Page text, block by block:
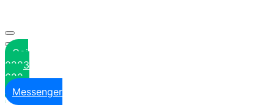
Gọi
0283
622
6629
Messenger